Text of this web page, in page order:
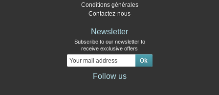
Conditions générales
Contactez-nous
Newsletter
Subscribe to our newsletter to
receive exclusive offers
Follow us